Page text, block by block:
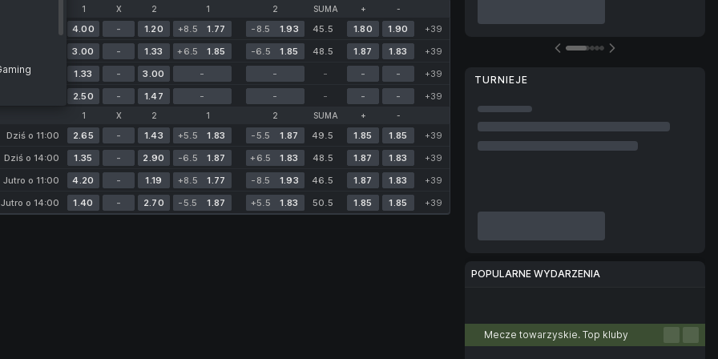
1 X 2 1 2 SUMA + -
4.00 - 1.20 +8.5 1.77 -8.5 1.93 45.5 1.80 1.90
+39
3.00 - 1.33 +6.5 1.85 -6.5 1.85 48.5 1.87 1.83
+39
o 11:00 1.33 - 3.00 - - - - -
+39
o 13:00 2.50 - 1.47 - - - - - +39
1 X 2 1 2 SUMA + -
Dziś o 11:00 2.65 - 1.43 +5.5 1.83 -5.5 1.87 49.5 1.85 1.85
+39
Dziś o 14:00 1.35 - 2.90 -6.5 1.87 +6.5 1.83 48.5 1.87 1.83
+39
Jutro o 11:00 4.20 - 1.19 +8.5 1.77 -8.5 1.93 46.5 1.87 1.83
+39
Jutro o 14:00 1.40 - 2.70 -5.5 1.87 +5.5 1.83 50.5 1.85 1.85 +39
TURNIEJE
POPULARNE WYDARZENIA
Mecze towarzyskie. Top kluby